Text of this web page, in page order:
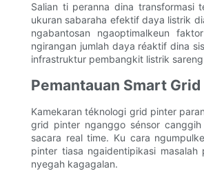
Salian ti peranna dina transformasi
ukuran sabaraha efektif daya listrik
ngabantosan ngaoptimalkeun
ngirangan jumlah daya réaktif dina
infrastruktur pembangkit listrik
Pemantauan Smart
Kamekaran téknologi grid pinter
grid pinter nganggo sénsor
sacara real time. Ku cara
pinter tiasa ngaidentipikasi
nyegah kagagalan.